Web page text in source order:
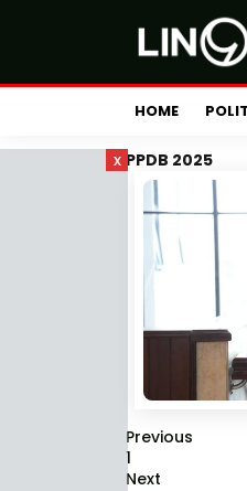
HOME
x PPDB 2025
Previous
1
Next